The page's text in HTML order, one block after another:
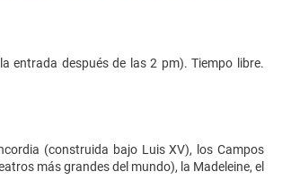
entrada después de las 2 pm). Tiempo libre.
(construida bajo Luis XV), los Campos
más grandes del mundo), la Madeleine, el